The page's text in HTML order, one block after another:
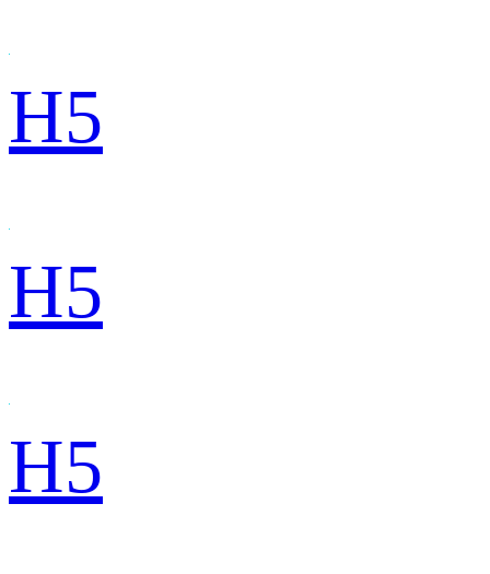
H5
H5
H5